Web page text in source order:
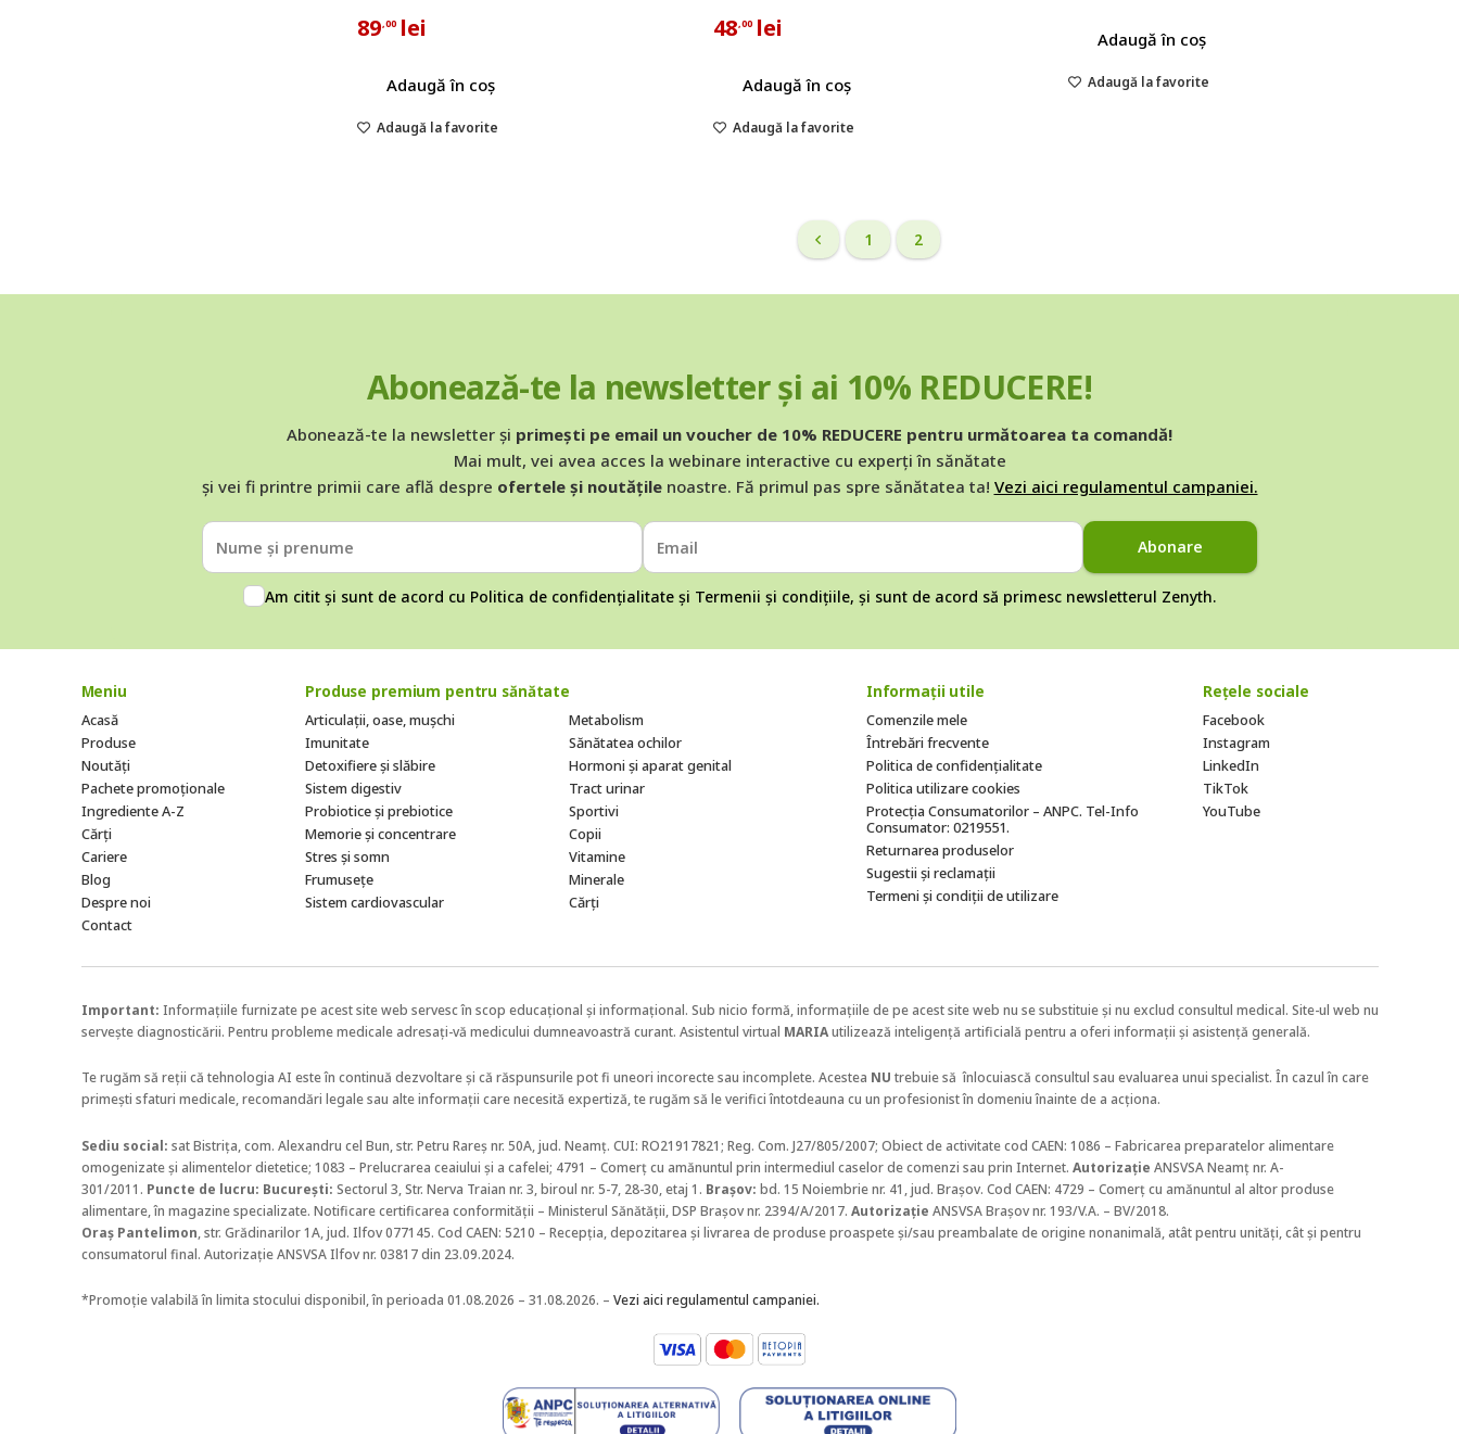
89,00 lei
Adaugă în coș
Adaugă la favorite
48,00 lei
Adaugă în coș
Adaugă la favorite
Adaugă în coș
Adaugă la favorite
1 2
Abonează-te la newsletter și ai 10% REDUCERE!
Abonează-te la newsletter și primești pe email un voucher de 10% REDUCERE pentru următoarea ta comandă!
Mai mult, vei avea acces la webinare interactive cu experți în sănătate
și vei fi printre primii care află despre ofertele și noutățilenoastre. Fă primul pas spre sănătatea ta! Vezi aici regulamentul campaniei.
Abonare
Am citit și sunt de acord cu Politica de confidențialitate și Termenii și condițiile, și sunt de acord să primesc newsletterul Zenyth.
Meniu
Acasă
Produse
Noutăți
Pachete promoționale
Ingrediente A-Z
Cărți
Cariere
Blog
Despre noi
Contact
Produse premium pentru sănătate
Articulații, oase, mușchi
Imunitate
Detoxifiere și slăbire
Sistem digestiv
Probiotice și prebiotice
Memorie și concentrare
Stres și somn
Frumusețe
Sistem cardiovascular
Metabolism
Sănătatea ochilor
Hormoni și aparat genital
Tract urinar
Sportivi
Copii
Vitamine
Minerale
Cărți
Informații utile
Comenzile mele
Întrebări frecvente
Politica de confidențialitate
Politica utilizare cookies
Protecția Consumatorilor – ANPC. Tel-Info
Consumator: 0219551.
Returnarea produselor
Sugestii și reclamații
Termeni și condiții de utilizare
Rețele sociale
Facebook
Instagram
LinkedIn
TikTok
YouTube
Important: Informațiile furnizate pe acest site web servesc în scop educațional și informațional. Sub nicio formă, informațiile de pe acest site web nu se substituie și nu exclud consultul medical. Site-ul web nu
servește diagnosticării. Pentru probleme medicale adresați-vă medicului dumneavoastră curant. Asistentul virtual MARIAutilizează inteligență artificială pentru a oferi informații și asistență generală.
Te rugăm să reții că tehnologia AI este în continuă dezvoltare și că răspunsurile pot fi uneori incorecte sau incomplete. Acestea NU trebuie să înlocuiască consultul sau evaluarea unui specialist. În cazul în care
primești sfaturi medicale, recomandări legale sau alte informații care necesită expertiză, te rugăm să le verifici întotdeauna cu un profesionist în domeniu înainte de a acționa.
Sediu social: sat Bistrița, com. Alexandru cel Bun, str. Petru Rareș nr. 50A, jud. Neamț. CUI: RO21917821; Reg. Com. J27/805/2007; Obiect de activitate cod CAEN: 1086 – Fabricarea preparatelor alimentare
omogenizate și alimentelor dietetice; 1083 – Prelucrarea ceaiului și a cafelei; 4791 – Comerţ cu amănuntul prin intermediul caselor de comenzi sau prin Internet. Autorizație ANSVSANeamțnr. A-
301/2011. Puncte de lucru: Bucureşti: Sectorul 3, Str. Nerva Traian nr. 3, biroul nr. 5-7, 28-30, etaj 1. Braşov: bd. 15 Noiembrie nr. 41, jud. Braşov. Cod CAEN: 4729 – Comerț cu amănuntul al altor produse
alimentare, în magazine specializate. Notificare certificarea conformității – Ministerul Sănătății, DSP Brașov nr. 2394/A/2017. Autorizație ANSVSA Brașov nr. 193/V.A. – BV/2018.
Oraș Pantelimon, str. Grădinarilor 1A, jud. Ilfov 077145. Cod CAEN: 5210 – Recepția, depozitarea și livrarea de produse proaspete și/sau preambalate de origine nonanimală, atât pentru unități, cât și pentru
consumatorul final. Autorizație ANSVSA Ilfov nr. 03817 din 23.09.2024.
*Promoție valabilă în limita stocului disponibil, în perioada 01.08.2026 – 31.08.2026. – Vezi aici regulamentul campaniei.